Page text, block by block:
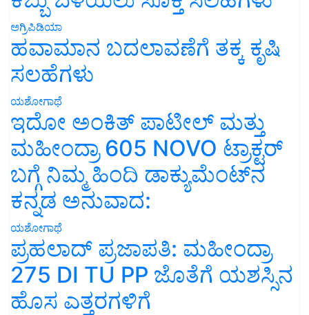
ಅಗ್ರಿಪಿಡಿಯಾ
ಹವಾಮಾನ ಬದಲಾವಣೆಗೆ ತಕ್ಕ ಕೃಷಿ
ಸಲಹೆಗಳು
ಯಶೋಗಾಥೆ
ಇದೋ ಅಂಕಿತ್ ಪಾಟೀಲ್ ಮತ್ತು
ಮಹೀಂದ್ರಾ 605 NOVO ಟ್ರಾಕ್ಟರ್
ಬಗ್ಗೆ ನಿಮ್ಮ ಹಿಂದಿ ಡಾಕ್ಯುಮೆಂಟ್‌ನ
ಕನ್ನಡ ಅನುವಾದ:
ಯಶೋಗಾಥೆ
ಪ್ರಹಲಾದ್ ಪ್ರಜಾಪತಿ: ಮಹೀಂದ್ರಾ
275 DI TU PP ಜೊತೆಗೆ ಯಶಸ್ಸಿನ
ಹೊಸ ಎತ್ತರಗಳಿಗೆ